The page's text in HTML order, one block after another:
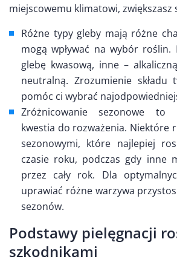
miejscowemu klimatowi, zwiększasz
Różne typy gleby mają różne
mogą wpływać na wybór
glebę kwasową, inne –
neutralną. Zrozumienie składu
pomóc ci wybrać
Zróżnicowanie sezonowe to
kwestia do rozważenia. Niektóre
sezonowymi, które najlepiej
czasie roku, podczas gdy inne
przez cały rok. Dla
uprawiać różne warzywa
sezonów.
Podstawy pielęgnacji
szkodnikami